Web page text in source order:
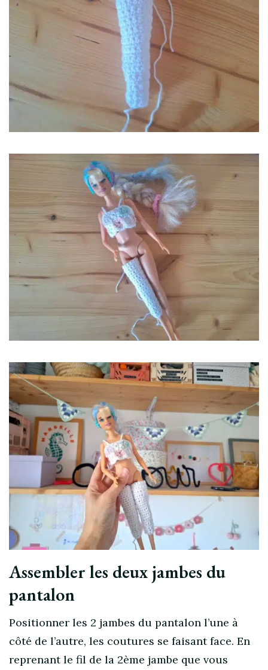
Assembler les deux jambes du
pantalon
Positionner les 2 jambes du pantalon l’une à
côté de l’autre, les coutures se faisant face. En
reprenant le fil de la 2ème jambe que vous